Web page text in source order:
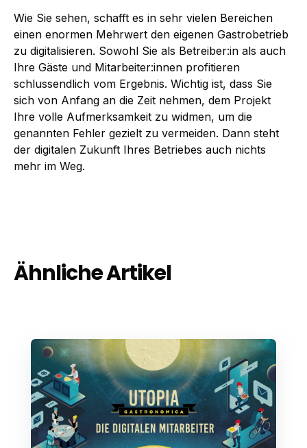
Wie Sie sehen, schafft es in sehr vielen Bereichen
einen enormen Mehrwert den eigenen Gastrobetrieb
zu digitalisieren. Sowohl Sie als Betreiber:in als auch
Ihre Gäste und Mitarbeiter:innen profitieren
schlussendlich vom Ergebnis. Wichtig ist, dass Sie
sich von Anfang an die Zeit nehmen, dem Projekt
Ihre volle Aufmerksamkeit zu widmen, um die
genannten Fehler gezielt zu vermeiden. Dann steht
der digitalen Zukunft Ihres Betriebes auch nichts
mehr im Weg.
Ähnliche Artikel